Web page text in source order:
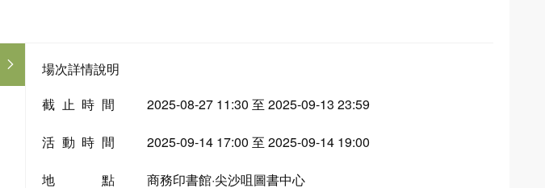
場次詳情說明
截止時間
2025-08-27 11:30 至 2025-09-13 23:59
活動時間 2025-09-14 17:00 至 2025-09-14 19:00
地點 商務印書館·尖沙咀圖書中心